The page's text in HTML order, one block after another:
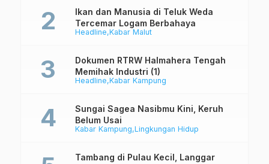
Headline Kabar Malut
Ikan dan Manusia di Teluk Weda
Tercemar Logam Berbahaya
Headline Kabar Kampung
Dokumen RTRW Halmahera Tengah
Memihak Industri (1)
Kabar Kampung Lingkungan Hidup
Sungai Sagea Nasibmu Kini, Keruh
Belum Usai
Tambang di Pulau Kecil, Langgar